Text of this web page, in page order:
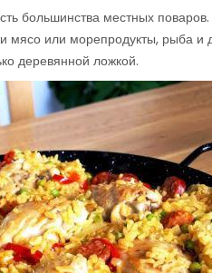
большинства местных
мясо или морепродукты, рыба и
деревянной ложкой.